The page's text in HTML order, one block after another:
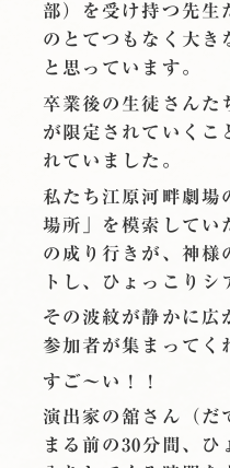
部）を受け持つ先生
のとてつもなく大き
と思っています。
卒業後の生徒さんた
が限定されていくこ
れていました。
私たち江原河畔劇場
場所」を模索してい
の成り行きが、神様
トし、ひょっこりシ
その波紋が静かに広
参加者が集まってく
すご〜い！！
演出家の舘さん（だ
まる前の30分間、